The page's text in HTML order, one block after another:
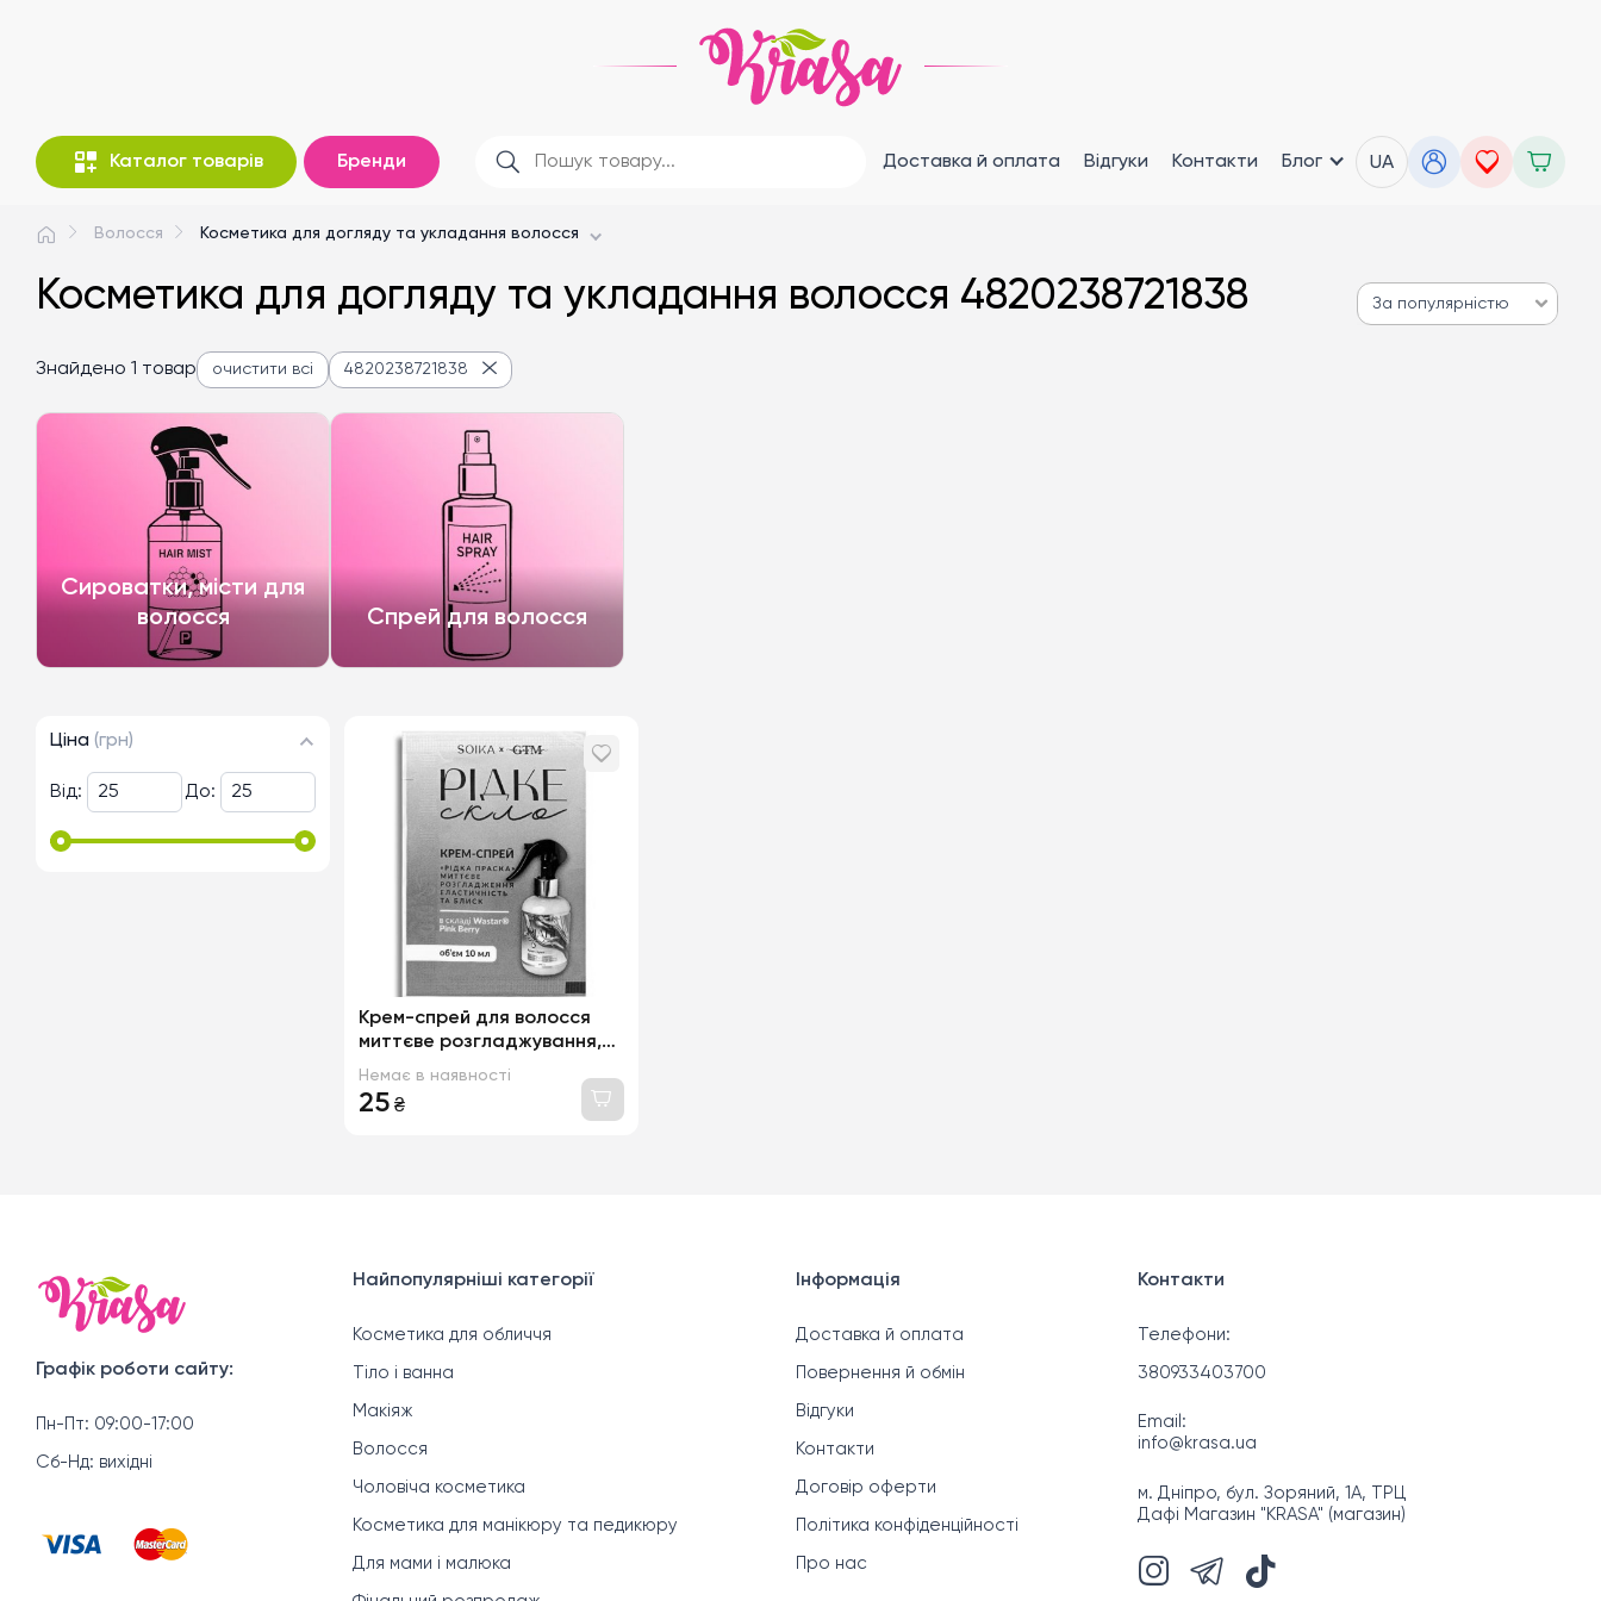
Каталог товарів Бренди Доставка й оплата Відгуки Контакти Блог UA
Волосся Косметика для догляду та укладання волосся
Косметика для догляду та укладання волосся 4820238721838 За популярністю
Знайдено 1 товар очистити всі 4820238721838
Сироватки, місти для
волосся
Спрей для волосся
Ціна (грн)
Від: До:
Крем-спрей для волосся
миттєве розгладжування,
еластичність і блиск Soika &
GTM «Рідка праска» в саше,
10мл
25 ₴
Немає в наявності
Графік роботи сайту:
Пн-Пт: 09:00-17:00
Сб-Нд: вихідні
Найпопулярніші категорії
Косметика для обличчя
Тіло і ванна
Макіяж
Волосся
Чоловіча косметика
Косметика для манікюру та педикюру
Для мами і малюка
Інформація
Доставка й оплата
Повернення й обмін
Відгуки
Контакти
Договір оферти
Політика конфіденційності
Про нас
Контакти
Телефони:
380933403700
Email:
info@krasa.ua
м. Дніпро, бул. Зоряний, 1А, ТРЦ
Дафі Магазин "KRASA" (магазин)